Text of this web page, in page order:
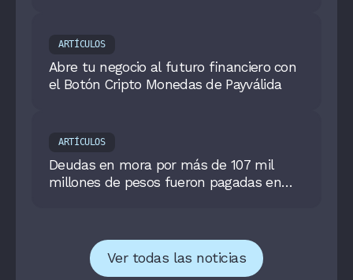
ARTÍCULOS
Abre tu negocio al futuro financiero con
el Botón Cripto Monedas de Payválida
ARTÍCULOS
Deudas en mora por más de 107 mil
millones de pesos fueron pagadas en
Ver todas las noticias